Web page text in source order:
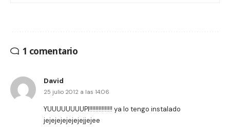
1 comentario
David
25 julio 2012 a las 14:06
YUUUUUUUUPI!!!!!!!!!!!!!!! ya lo tengo instalado
jejejejejejejejjejee